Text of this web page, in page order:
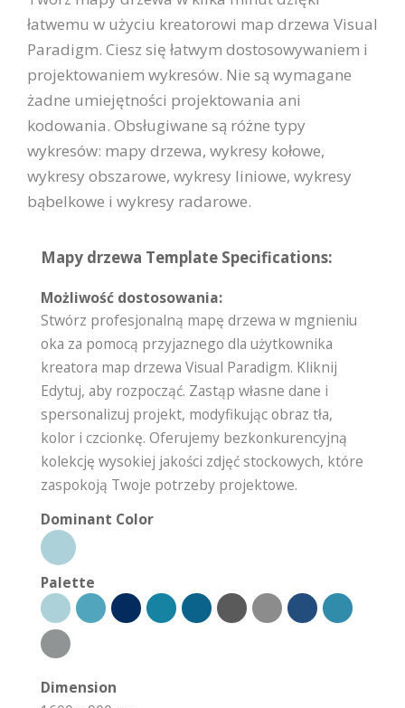
łatwemu w użyciu kreatorowi map drzewa Visual
Paradigm. Ciesz się łatwym dostosowywaniem i
projektowaniem wykresów. Nie są wymagane
żadne umiejętności projektowania ani
kodowania. Obsługiwane są różne typy
wykresów: mapy drzewa, wykresy kołowe,
wykresy obszarowe, wykresy liniowe, wykresy
bąbelkowe i wykresy radarowe.
Mapy drzewa Template Specifications:
Możliwość dostosowania:
Stwórz profesjonalną mapę drzewa w mgnieniu
oka za pomocą przyjaznego dla użytkownika
kreatora map drzewa Visual Paradigm. Kliknij
Edytuj, aby rozpocząć. Zastąp własne dane i
spersonalizuj projekt, modyfikując obraz tła,
kolor i czcionkę. Oferujemy bezkonkurencyjną
kolekcję wysokiej jakości zdjęć stockowych, które
zaspokoją Twoje potrzeby projektowe.
Dominant Color
Palette
Dimension